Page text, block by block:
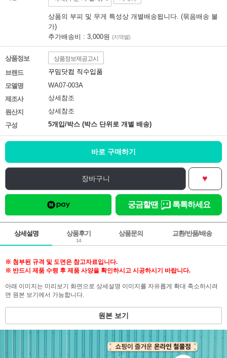
상품의 부피 및 무게 특성상 개별배송됩니다. (묶음배송 불
가)
추가배송비 : 3,000원 (지역별)
상품정보 상품정보제공고시
브랜드
꾸밈닷컴 직수입품
모델명
WA07-003A
제조사
상세참조
원산지
상세참조
구성
5개입/박스 (박스 단위로 개별 배송)
바로 구매하기
장바구니 ♥
궁금할땐 톡톡하세요
상세설명 상품후기
14
상품문의 교환/반품/배송
※ 첨부된 규격 및 도면은 참고자료입니다.
※ 반드시 제품 수령 후 제품 사양을 확인하시고 시공하시기 바랍니다.
아래 이미지는 미리보기 화면으로 상세설명 이미지를 자유롭게 확대 축소하시려
면 원본 보기에서 가능합니다.
원본 보기